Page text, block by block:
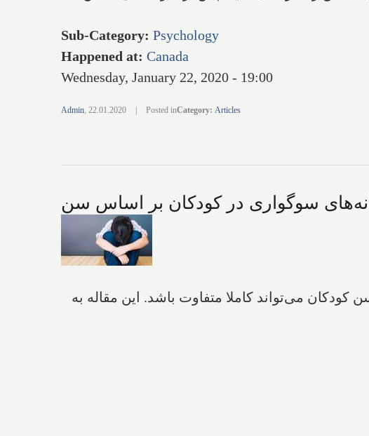
Sub-Category: Psychology
Happened at: Canada
Wednesday, January 22, 2020 - 19:00
Admin, 22.01.2020 Posted inCategory: Articles
سوگواری در کودکان بر اساس سن
می‌تواند کاملا متفاوت باشد.‌ این مقاله به